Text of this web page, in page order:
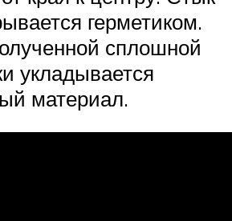
герметиком.
сплошной
укладывается
материал.